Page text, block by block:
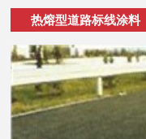
热熔型道路标线涂料